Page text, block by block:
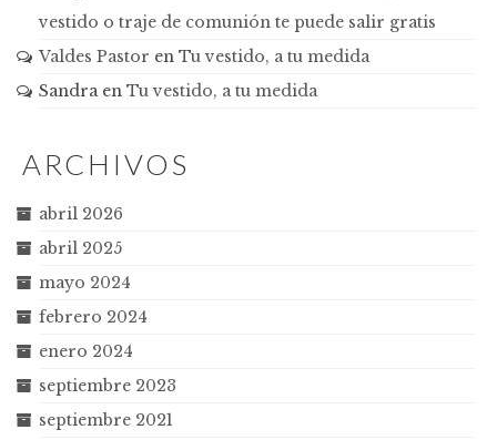
vestido o traje de comunión te puede salir gratis
Valdes Pastor en Tu vestido, a tu medida
Sandraen Tu vestido, a tu medida
ARCHIVOS
abril 2026
abril 2025
mayo 2024
febrero 2024
enero 2024
septiembre 2023
septiembre 2021